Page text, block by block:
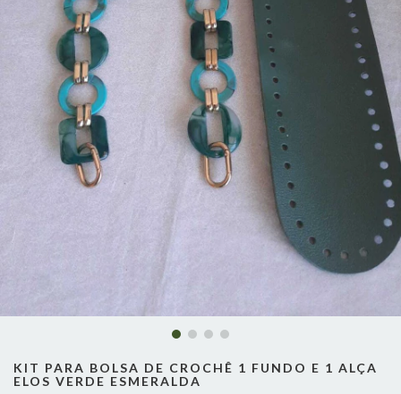
KIT PARA BOLSA DE CROCHÊ 1 FUNDO E 1 ALÇA
ELOS VERDE ESMERALDA